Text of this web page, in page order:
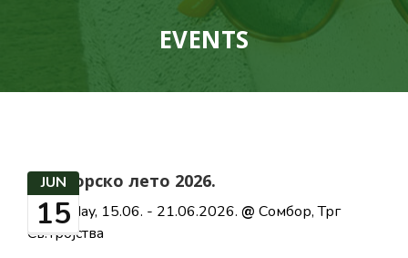
EVENTS
JUN
15
Сомборско лето 2026.
Monday, 15.06. - 21.06.2026. @ Сомбор, Трг
Св.Тројства